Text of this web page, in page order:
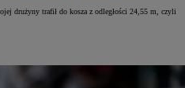
drużyny trafił do kosza z odległości 24,55 m, czyli